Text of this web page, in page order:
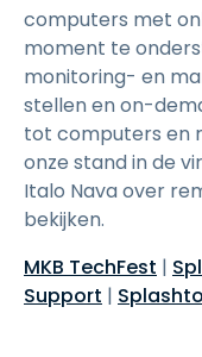
computers met
moment te
monitoring- en
stellen en on-
tot computers en
onze stand in de
Italo Nava over
bekijken.
MKB TechFest |
Support |